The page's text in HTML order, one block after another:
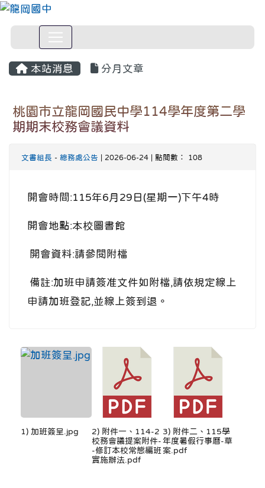
本站消息 分月文章
桃園市立龍岡國民中學114學年度第二學
期期末校務會議資料
文書組長 - 總務處公告 | 2026-06-24 | 點閱數： 108
開會時間:115年6月29日(星期一)下午4時
開會地點:本校圖書館
開會資料:請參閱附檔
備註:加班申請簽准文件如附檔,請依規定線上
申請加班登記,並線上簽到退。
1) 加班簽呈.jpg
2) 附件一、114-2
校務會議提案附件-
-修訂本校常態編班
實施辦法.pdf
3) 附件二、115學
年度暑假行事曆-草
案.pdf